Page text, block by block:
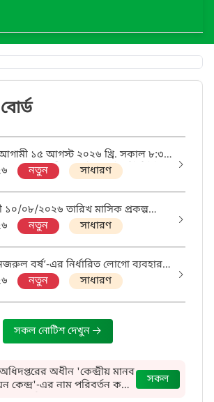
১৫ আগস্ট ২০২৬ খ্রি. সকাল ৮:৩০
সাভারস্থ জাতীয় যুব উন্নয়ন ইনস্টিটিউট
কর্মশালায় উপস্থিত থাকার জন্য
নতুন সাধারণ
০৮/২০২৬ তারিখ মাসিক প্রকল্প
নতুন সাধারণ
বর্ষ’-এর নির্ধারিত লোগো ব্যবহার
নতুন সাধারণ
সকল নোটিশ দেখুন
অধীন 'কেন্দ্রীয় মানব
কেন্দ্র'-এর নাম পরিবর্তন করে
সকল